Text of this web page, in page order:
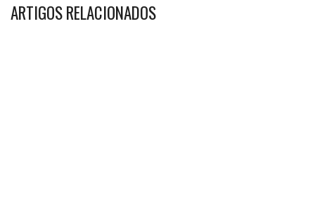
ARTIGOS RELACIONADOS